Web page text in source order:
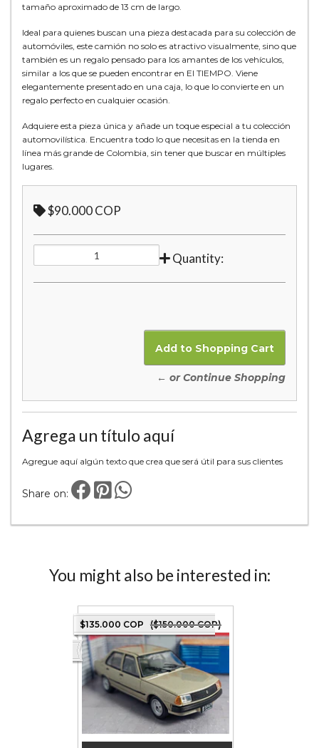
tamaño aproximado de 13 cm de largo.
Ideal para quienes buscan una pieza destacada para su colección de
automóviles, este camión no solo es atractivo visualmente, sino que
también es un regalo pensado para los amantes de los vehículos,
similar a los que se pueden encontrar en El TIEMPO. Viene
elegantemente presentado en una caja, lo que lo convierte en un
regalo perfecto en cualquier ocasión.
Adquiere esta pieza única y añade un toque especial a tu colección
automovilística. Encuentra todo lo que necesitas en la tienda en
línea más grande de Colombia, sin tener que buscar en múltiples
lugares.
$90.000 COP
Quantity:
← or Continue Shopping
Agrega un título aquí
Agregue aquí algún texto que crea que será útil para sus clientes
Share on:
You might also be interested in:
$135.000 COP ($150.000 COP)